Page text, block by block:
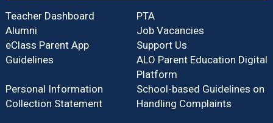
Teacher Dashboard
PTA
Alumni
Job Vacancies
eClass Parent App
Guidelines
Support Us
ALO Parent Education Digital
Platform
Personal Information
Collection Statement
School-based Guidelines on
Handling Complaints